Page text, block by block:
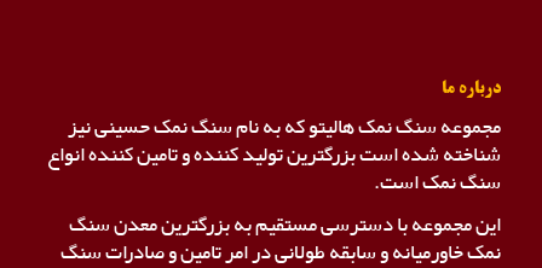
درباره ما
مجموعه سنگ نمک هالیتو که به نام سنگ نمک حسینی نیز
شناخته شده است بزرگترین تولید کننده و تامین کننده انواع
سنگ نمک است.
این مجموعه با دسترسی مستقیم به بزرگترین معدن سنگ
نمک خاورمیانه و سابقه طولانی در امر تامین و صادرات سنگ